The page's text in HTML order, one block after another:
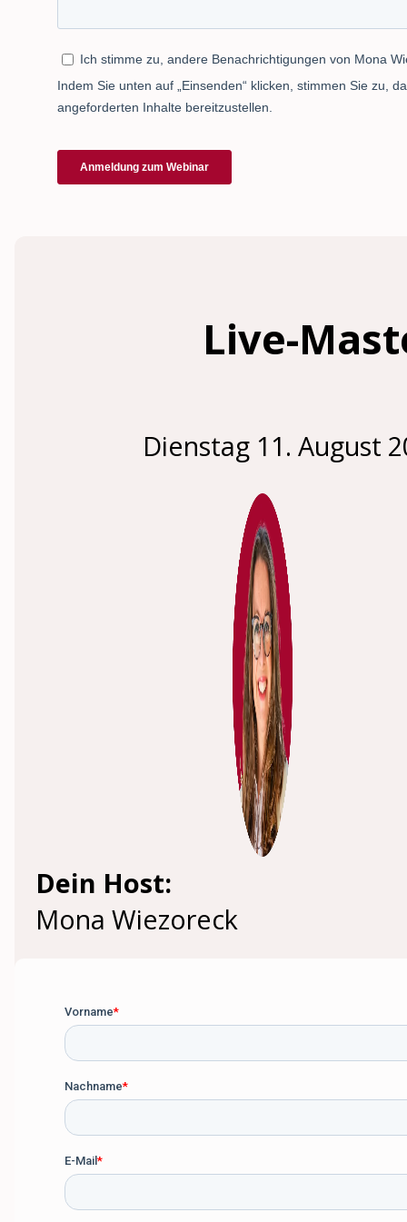
Live-
Dienstag 11. August
Dein Host:
Mona Wiezoreck